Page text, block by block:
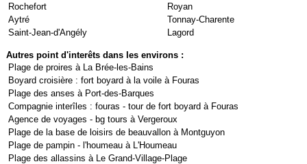
Rochefort
Royan
Aytré
Tonnay-Charente
Saint-Jean-d'Angély
Lagord
Autres point d'interêts dans les environs :
Plage de proires à La Brée-les-Bains
Boyard croisière : fort boyard à la voile à Fouras
Plage des anses à Port-des-Barques
Compagnie interîles : fouras - tour de fort boyard à Fouras
Agence de voyages - bg tours à Vergeroux
Plage de la base de loisirs de beauvallon à Montguyon
Plage de pampin - l'houmeau à L'Houmeau
Plage des allassins à Le Grand-Village-Plage